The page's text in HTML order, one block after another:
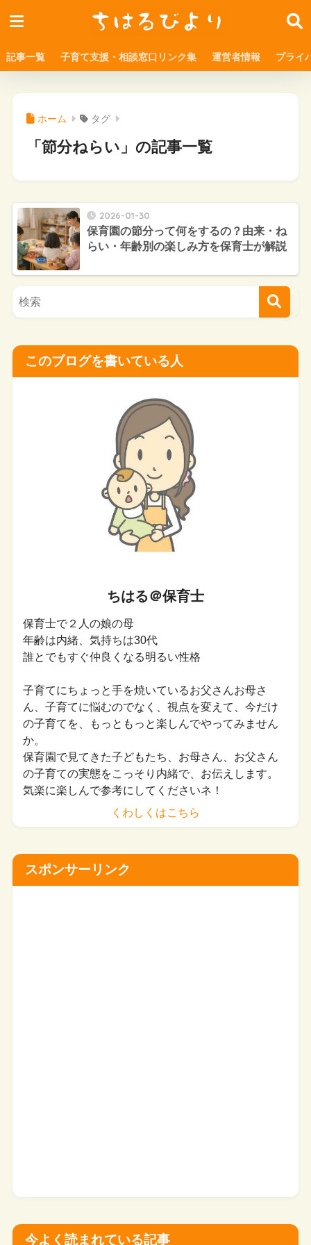
記事一覧 子育て支援・相談窓口リンク集 運営者情報 プライ
ホーム タグ
「節分ねらい」の記事一覧
2026-01-30
保育園の節分って何をするの？由来・ね
らい・年齢別の楽しみ方を保育士が解説
このブログを書いている人
ちはる＠保育士
保育士で２人の娘の母
年齢は内緒、気持ちは30代
誰とでもすぐ仲良くなる明るい性格
子育てにちょっと手を焼いているお父さんお母さ
ん、子育てに悩むのでなく、視点を変えて、今だけ
の子育てを、もっともっと楽しんでやってみません
か。
保育園で見てきた子どもたち、お母さん、お父さん
の子育ての実態をこっそり内緒で、お伝えします。
気楽に楽しんで参考にしてくださいネ！
くわしくはこちら
スポンサーリンク
今よく読まれている記事